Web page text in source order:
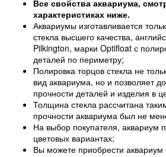
Все свойства аквариума,
характеристиках ниже.
Аквариумы изготавливается
стекла высшего качества,
Pilkington, марки Optifloat с
деталей по периметру;
Полировка торцов стекла не
вид аквариума, но и позволяет
прочности деталей и изделия в
Толщина стекла рассчитана
прочности аквариума был не
На выбор покупателя, аквариум
цветовых вариантах;
Вы можете приобрести аквариум